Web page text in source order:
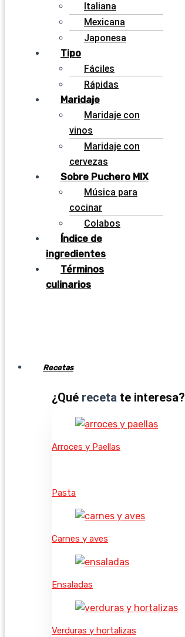
Italiana
Mexicana
Japonesa
Tipo
Fáciles
Rápidas
Maridaje
Maridaje con
vinos
Maridaje con
cervezas
Sobre Puchero MIX
Música para
cocinar
Colabos
Índice de
ingredientes
Términos
culinarios
Recetas
¿Qué receta te interesa?
Arroces y Paellas
Pasta
Carnes y aves
Ensaladas
Verduras y hortalizas